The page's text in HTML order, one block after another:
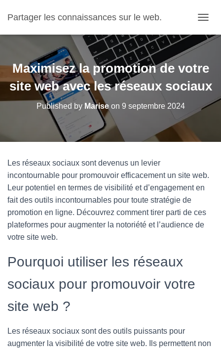
Partager les connaissances sur le web.
Maximisez la promotion de votre
site web avec les réseaux sociaux
Published by Mariseon 9 septembre 2024
Les réseaux sociaux sont devenus un levier
incontournable pour promouvoir efficacement un site web.
Leur potentiel en termes de visibilité et d’engagement en
fait des outils incontournables pour toute stratégie de
promotion en ligne. Découvrez comment tirer parti de ces
plateformes pour augmenter la notoriété et l’audience de
votre site web.
Pourquoi utiliser les réseaux
sociaux pour promouvoir votre
site web ?
Les réseaux sociaux sont des outils puissants pour
augmenter la visibilité de votre site web. Ils permettent non